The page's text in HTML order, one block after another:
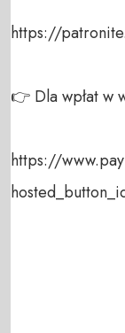
https://
👉 Dla wpłat w
https://